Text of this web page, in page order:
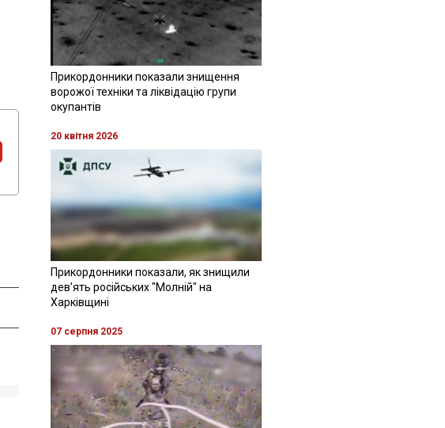
Прикордонники показали знищення
ворожої техніки та ліквідацію групи
окупантів
20 квітня 2026
Прикордонники показали, як знищили
девʼять російських "Молній" на
Харківщині
07 серпня 2025